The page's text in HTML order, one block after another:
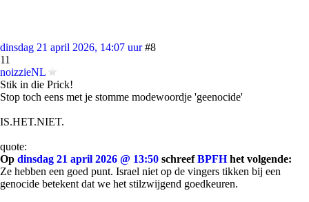
dinsdag 21 april 2026, 14:07 uur #8
11
noizzieNL
Stik in die Prick!
Stop toch eens met je stomme modewoordje 'geenocide'
IS.HET.NIET.
quote:
Op dinsdag 21 april 2026 @ 13:50 schreefBPFHhet volgende:
Ze hebben een goed punt. Israel niet op de vingers tikken bij een
genocide betekent dat we het stilzwijgend goedkeuren.